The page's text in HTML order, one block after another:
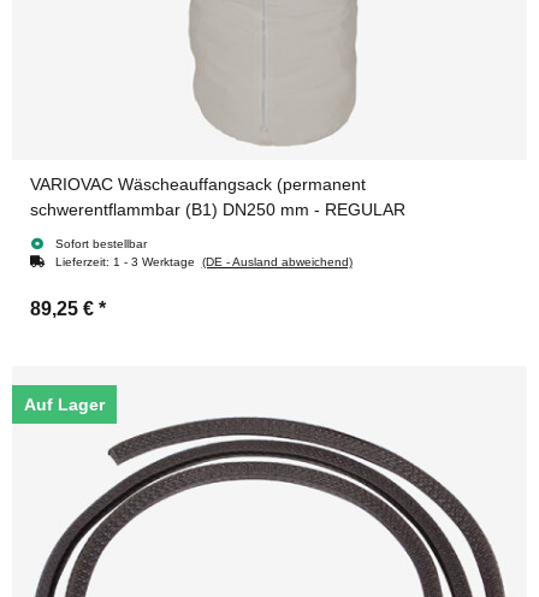
VARIOVAC Wäscheauffangsack (permanent
schwerentflammbar (B1) DN250 mm - REGULAR
Sofort bestellbar
Lieferzeit: 1 - 3 Werktage (DE - Ausland abweichend)
89,25 € *
Auf Lager